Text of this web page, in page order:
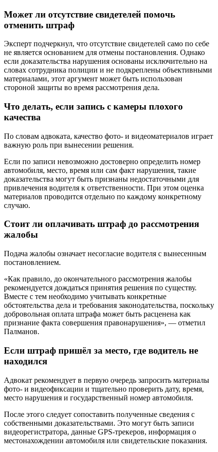
Может ли отсутствие свидетелей помочь
отменить штраф
Эксперт подчеркнул, что отсутствие свидетелей само по себе
не является основанием для отмены постановления. Однако
если доказательства нарушения основаны исключительно на
словах сотрудника полиции и не подкреплены объективными
материалами, этот аргумент может быть использован
стороной защиты во время рассмотрения дела.
Что делать, если запись с камеры плохого
качества
По словам адвоката, качество фото- и видеоматериалов играет
важную роль при вынесении решения.
Если по записи невозможно достоверно определить номер
автомобиля, место, время или сам факт нарушения, такие
доказательства могут быть признаны недостаточными для
привлечения водителя к ответственности. При этом оценка
материалов проводится отдельно по каждому конкретному
случаю.
Стоит ли оплачивать штраф до рассмотрения
жалобы
Подача жалобы означает несогласие водителя с вынесенным
постановлением.
«Как правило, до окончательного рассмотрения жалобы
рекомендуется дождаться принятия решения по существу.
Вместе с тем необходимо учитывать конкретные
обстоятельства дела и требования законодательства, поскольку
добровольная оплата штрафа может быть расценена как
признание факта совершения правонарушения», — отметил
Палманов.
Если штраф пришёл за место, где водитель не
находился
Адвокат рекомендует в первую очередь запросить материалы
фото- и видеофиксации и тщательно проверить дату, время,
место нарушения и государственный номер автомобиля.
После этого следует сопоставить полученные сведения с
собственными доказательствами. Это могут быть записи
видеорегистратора, данные GPS-трекеров, информация о
местонахождении автомобиля или свидетельские показания.